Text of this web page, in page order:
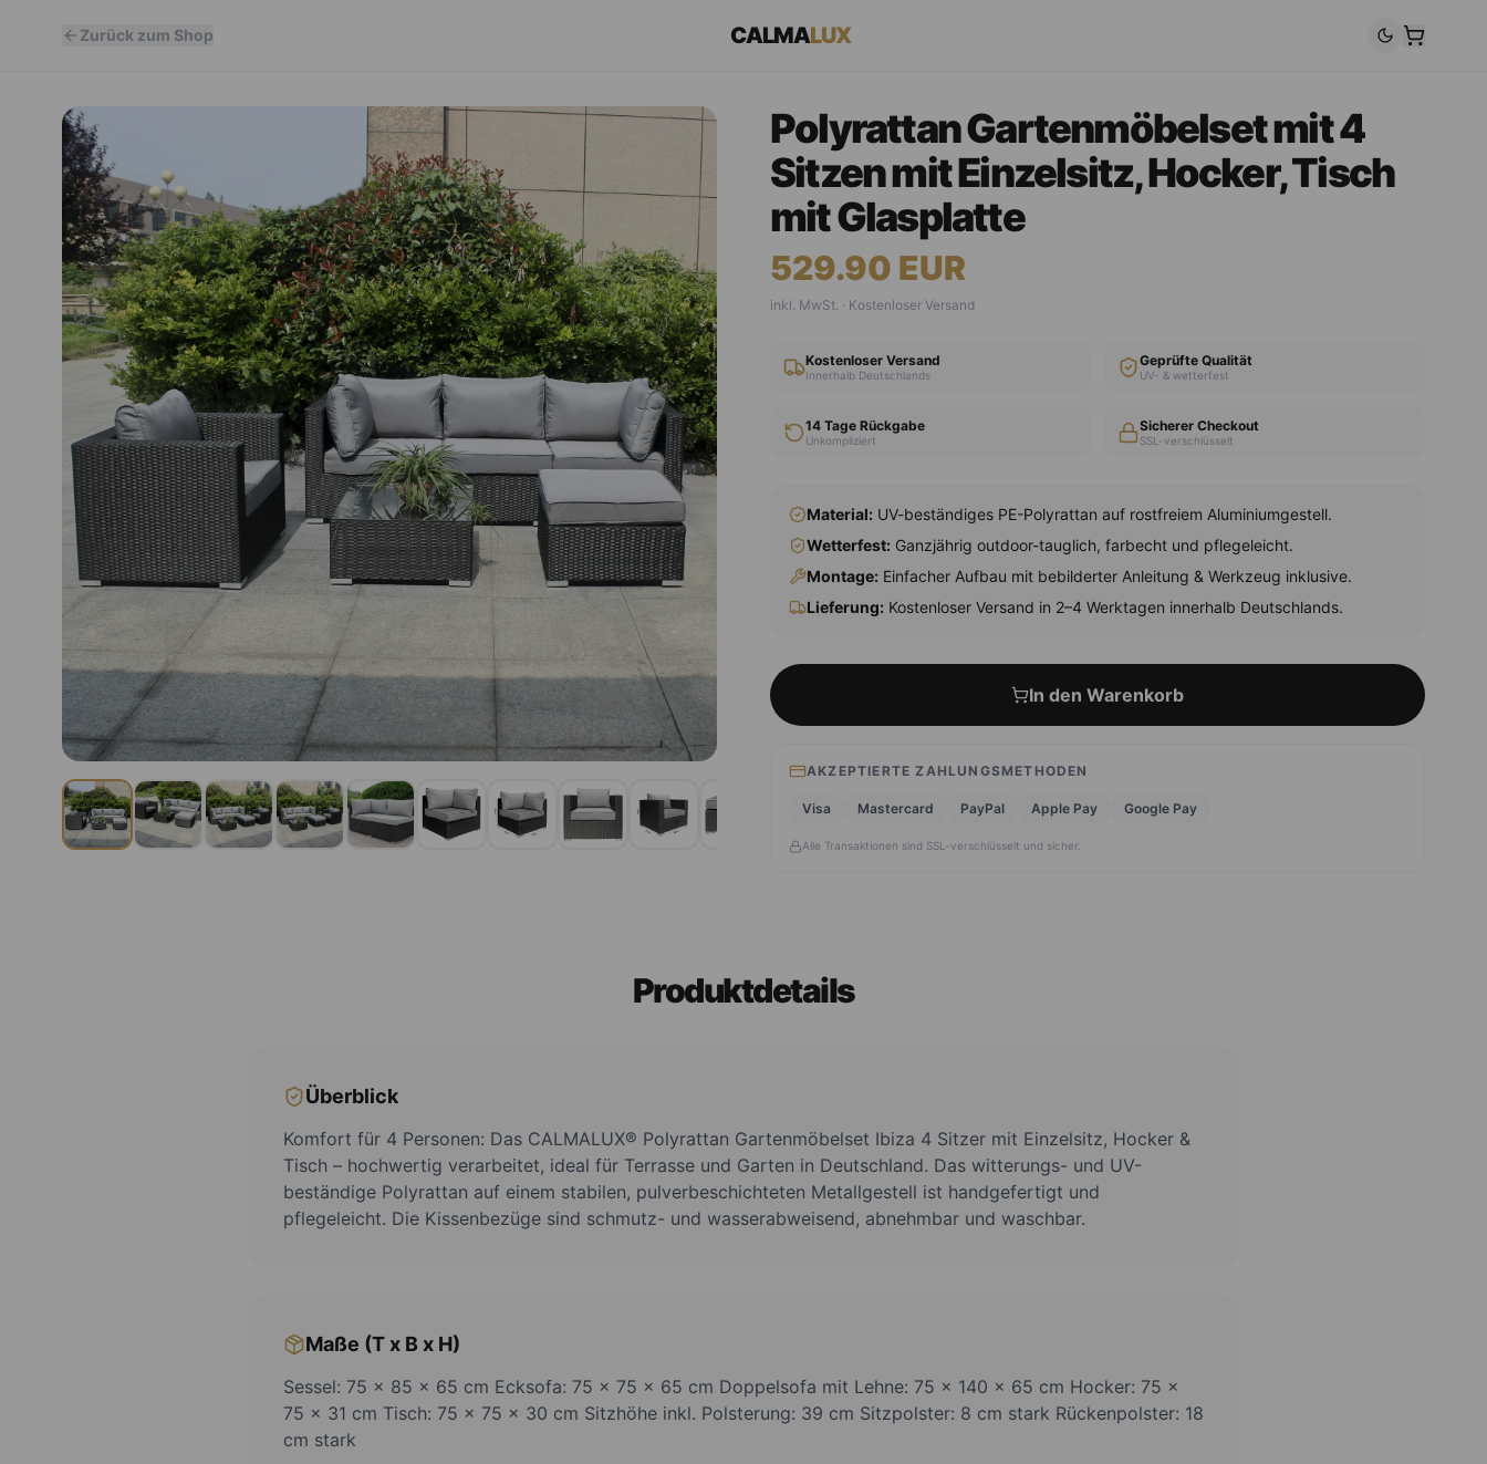
Zurück zum Shop CALMALUX
Polyrattan Gartenmöbelset mit 4
Sitzen mit Einzelsitz, Hocker, Tisch
mit Glasplatte
529.90 EUR
inkl. MwSt. · Kostenloser Versand
Kostenloser Versand
Innerhalb Deutschlands
Geprüfte Qualität
UV- & wetterfest
14 Tage Rückgabe
Unkompliziert
Sicherer Checkout
SSL-verschlüsselt
Material: UV-beständiges PE-Polyrattan auf rostfreiem Aluminiumgestell.
Wetterfest: Ganzjährig outdoor-tauglich, farbecht und pflegeleicht.
Montage: Einfacher Aufbau mit bebilderter Anleitung & Werkzeug inklusive.
Lieferung: Kostenloser Versand in 2–4 Werktagen innerhalb Deutschlands.
In den Warenkorb
AKZEPTIERTE ZAHLUNGSMETHODEN
Visa Mastercard PayPal Apple Pay Google Pay
Alle Transaktionen sind SSL-verschlüsselt und sicher.
Produktdetails
Überblick
Komfort für 4 Personen: Das CALMALUX® Polyrattan Gartenmöbelset Ibiza 4 Sitzer mit Einzelsitz, Hocker &
Tisch – hochwertig verarbeitet, ideal für Terrasse und Garten in Deutschland. Das witterungs- und UV-
beständige Polyrattan auf einem stabilen, pulverbeschichteten Metallgestell ist handgefertigt und
pflegeleicht. Die Kissenbezüge sind schmutz- und wasserabweisend, abnehmbar und waschbar.
Maße (T x B x H)
Sessel: 75 x 85 x 65 cm Ecksofa: 75 x 75 x 65 cm Doppelsofa mit Lehne: 75 x 140 x 65 cm Hocker: 75 x
75 x 31 cm Tisch: 75 x 75 x 30 cm Sitzhöhe inkl. Polsterung: 39 cm Sitzpolster: 8 cm stark Rückenpolster: 18
cm stark